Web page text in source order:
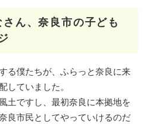
ん、奈良市の子ども
る僕たちが、ふらっと奈良に来
していました。
土ですし、最初奈良に本拠地を
良市民としてやっていけるのだ